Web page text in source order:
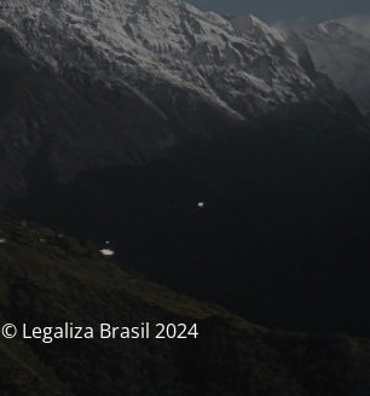
© Legaliza Brasil 2024